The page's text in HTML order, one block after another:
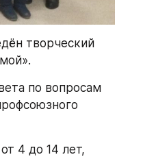
творческий
по вопросам
4 до 14 лет,